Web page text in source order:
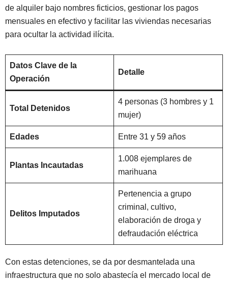
de alquiler bajo nombres ficticios, gestionar los pagos
mensuales en efectivo y facilitar las viviendas necesarias
para ocultar la actividad ilícita.
Datos Clave de la
Operación
Detalle
Total Detenidos
4 personas (3 hombres y 1
mujer)
Edades Entre 31 y 59 años
Plantas Incautadas
1.008 ejemplares de
marihuana
Delitos Imputados
Pertenencia a grupo
criminal, cultivo,
elaboración de droga y
defraudación eléctrica
Con estas detenciones, se da por desmantelada una
infraestructura que no solo abastecía el mercado local de